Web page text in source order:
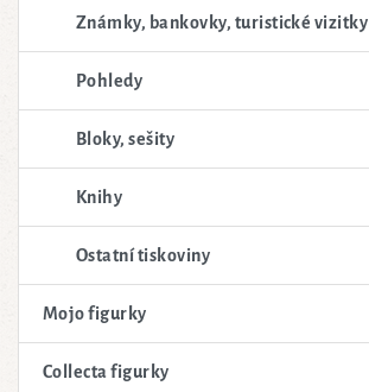
Známky, bankovky, turistické vizitky
Pohledy
Bloky, sešity
Knihy
Ostatní tiskoviny
Mojo figurky
Collecta figurky